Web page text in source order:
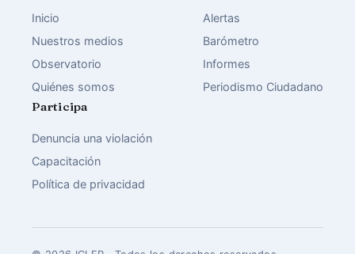
Inicio
Nuestros medios
Observatorio
Quiénes somos
Alertas
Barómetro
Informes
Periodismo Ciudadano
Participa
Denuncia una violación
Capacitación
Política de privacidad